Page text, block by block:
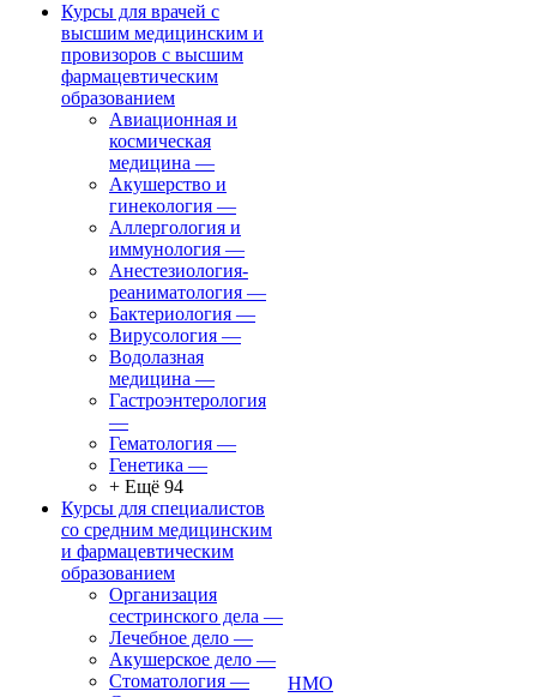
Курсы для врачей с
высшим медицинским и
провизоров с высшим
фармацевтическим
образованием
Авиационная и
космическая
медицина —
Акушерство и
гинекология —
Аллергология и
иммунология —
Анестезиология-
реаниматология —
Бактериология —
Вирусология —
Водолазная
медицина —
Гастроэнтерология
—
Гематология —
Генетика —
+ Ещё 94
Курсы для специалистов
со средним медицинским
и фармацевтическим
образованием
Организация
сестринского дела —
Лечебное дело —
Акушерское дело —
Стоматология —
НМО